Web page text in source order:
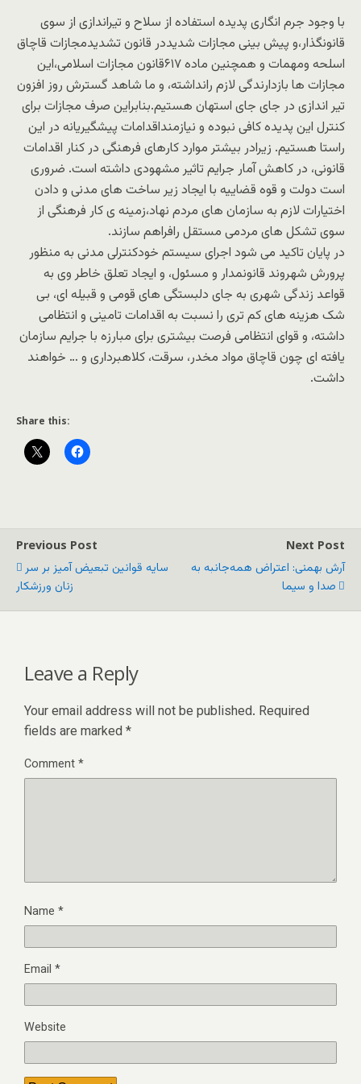
با وجود جرم انگاری پدیده استفاده از سلاح و تیراندازی از سوی
قانونگذار،و پیش بینی مجازات شدیددر قانون تشدیدمجازات قاچاق
اسلحه ومهمات و همچنین ماده ۶۱۷قانون مجازات اسلامی،این
مجازات ها بازدارندگی لازم رانداشته، و ما شاهد گسترش روز افزون
تیر اندازی در جای جای استهان هستیم.بنابراین صرف مجازات برای
کنترل این پدیده کافی نبوده و نیازمنداقدامات پیشگیریانه در این
راستا هستیم. زیرادر بیشتر موارد کارهای فرهنگی در کنار اقدامات
قانونی، در کاهش آمار جرایم تاثیر مشهودی داشته است. ضروری
است دولت و قوه قضاییه با ایجاد زیر ساخت های مدنی و دادن
اختیارات لازم به سازمان های مردم نهاد،زمینه ی کار فرهنگی از
سوی تشکل های مردمی مستقل رافراهم سازند.
در پایان تاکید می شود اجرای سیستم خودکنترلی مدنی به منظور
پرورش شهروند قانونمدار و مسئول، و ایجاد تعلق خاطر وی به
قواعد زندگی شهری به جای دلبستگی های قومی و قبیله ای، بی
شک هزینه های کم تری را نسبت به اقدامات تامینی و انتظامی
داشته، و قوای انتظامی فرصت بیشتری برای مبارزه با جرایم سازمان
یافته ای چون قاچاق مواد مخدر، سرقت، کلاهبرداری و … خواهند
داشت.
Share this:
Previous Post
سایه قوانین تبعیض آمیز بر سر
زنان ورزشکار
Next Post
آرش بهمنی: اعتراض همه‌جانبه به
صدا و سیما
Leave a Reply
Your email address will not be published. Required
fields are marked *
Comment*
Name *
Email *
Website